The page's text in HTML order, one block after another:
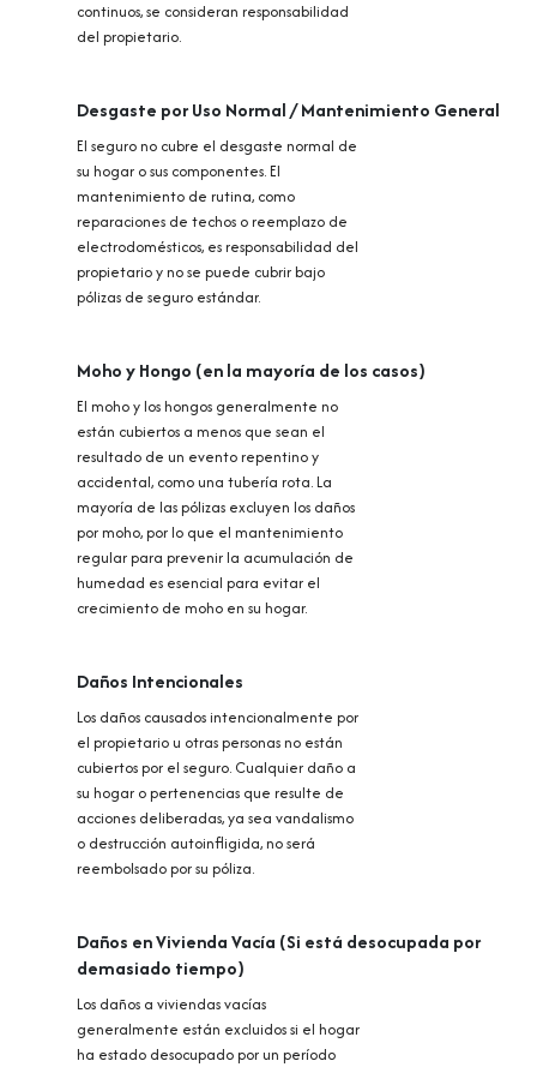
continuos, se consideran responsabilidad
del propietario.
Desgaste por Uso Normal / Mantenimiento General
El seguro no cubre el desgaste normal de
su hogar o sus componentes. El
mantenimiento de rutina, como
reparaciones de techos o reemplazo de
electrodomésticos, es responsabilidad del
propietario y no se puede cubrir bajo
pólizas de seguro estándar.
Moho y Hongo (en la mayoría de los casos)
El moho y los hongos generalmente no
están cubiertos a menos que sean el
resultado de un evento repentino y
accidental, como una tubería rota. La
mayoría de las pólizas excluyen los daños
por moho, por lo que el mantenimiento
regular para prevenir la acumulación de
humedad es esencial para evitar el
crecimiento de moho en su hogar.
Daños Intencionales
Los daños causados intencionalmente por
el propietario u otras personas no están
cubiertos por el seguro. Cualquier daño a
su hogar o pertenencias que resulte de
acciones deliberadas, ya sea vandalismo
o destrucción autoinfligida, no será
reembolsado por su póliza.
Daños en Vivienda Vacía (Si está desocupada por
demasiado tiempo)
Los daños a viviendas vacías
generalmente están excluidos si el hogar
ha estado desocupado por un período